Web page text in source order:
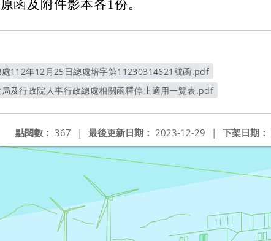
函及附件影本各1份。
112年12月25日總處培字第11230314621號函.pdf
另開新視窗
及行政院人事行政總處相關函釋停止適用一覽表.pdf
下架日期：
最後更新日期： 2023-12-29 |
點閱數： 367 |